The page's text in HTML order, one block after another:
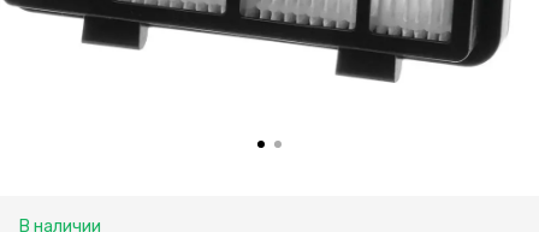
В наличии